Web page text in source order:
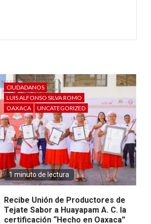
CIUDADANOS
LUIS ALFONSO SILVA ROMO
OAXACA
UNCATEGORIZED
1 minuto de lectura
Recibe Unión de Productores de
Tejate Sabor a Huayapam A. C. la
certificación “Hecho en Oaxaca”